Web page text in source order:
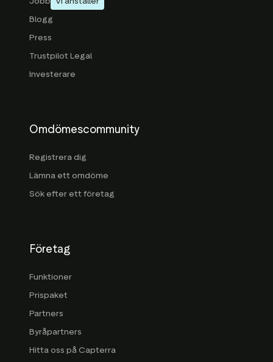
Blogg
Press
Trustpilot Legal
Investerare
Omdömescommunity
Registrera dig
Lämna ett omdöme
Sök efter ett företag
Företag
Funktioner
Prispaket
Partners
Byråpartners
Hitta oss på Capterra